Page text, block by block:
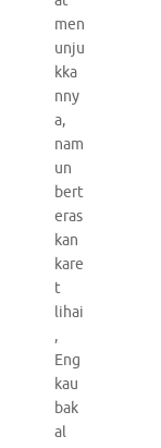
men
unju
kka
nny
a,
nam
un
bert
eras
kan
kare
t
lihai
,
Eng
kau
bak
al